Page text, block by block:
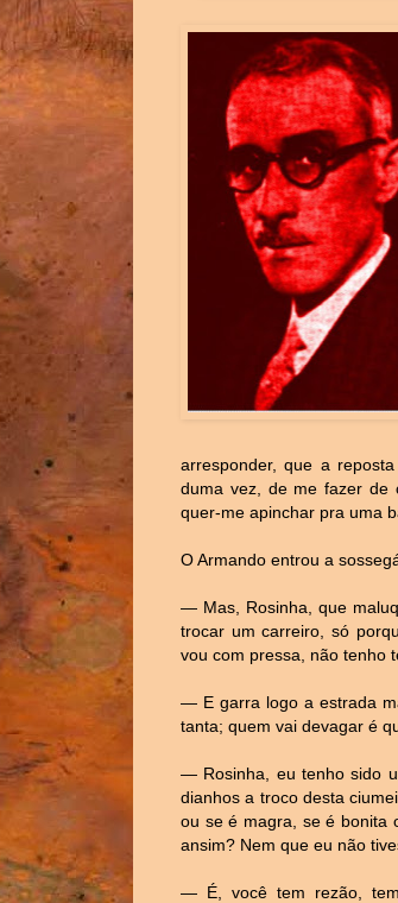
arresponder, que a
duma vez, de me fazer de
quer-me apinchar pra uma
O Armando entrou a
— Mas, Rosinha, que
trocar um carreiro, só
vou com pressa, não tenho
— E garra logo a estrada
tanta; quem vai devagar é
— Rosinha, eu tenho sido
dianhos a troco desta
ou se é magra, se é bonita
ansim? Nem que eu não
— É, você tem rezão, tem